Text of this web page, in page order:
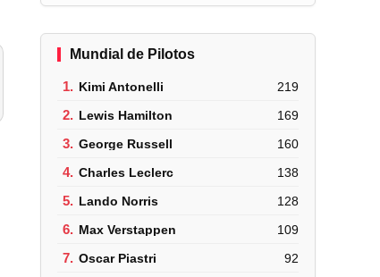
Mundial de Pilotos
1. Kimi Antonelli 219
2. Lewis Hamilton 169
3. George Russell 160
4. Charles Leclerc 138
5. Lando Norris 128
6. Max Verstappen 109
7. Oscar Piastri 92